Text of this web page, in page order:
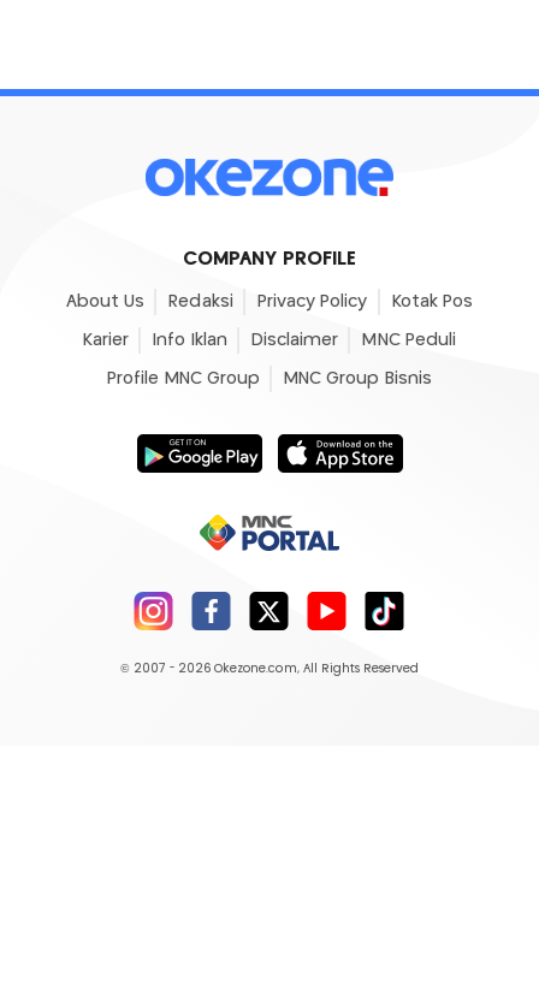
COMPANY PROFILE
About Us Redaksi Privacy Policy Kotak Pos
Karier Info Iklan Disclaimer MNC Peduli
Profile MNC Group MNC Group Bisnis
© 2007 - 2026 Okezone.com, All Rights Reserved